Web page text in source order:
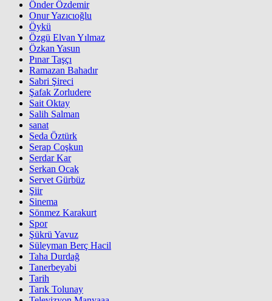
Önder Özdemir
Onur Yazıcıoğlu
Öykü
Özgü Elvan Yılmaz
Özkan Yasun
Pınar Taşçı
Ramazan Bahadır
Sabri Şireci
Şafak Zorludere
Sait Oktay
Salih Salman
sanat
Seda Öztürk
Serap Coşkun
Serdar Kar
Serkan Ocak
Servet Gürbüz
Şiir
Sinema
Sönmez Karakurt
Spor
Şükrü Yavuz
Süleyman Berç Hacil
Taha Durdağ
Tanerbeyabi
Tarih
Tarık Tolunay